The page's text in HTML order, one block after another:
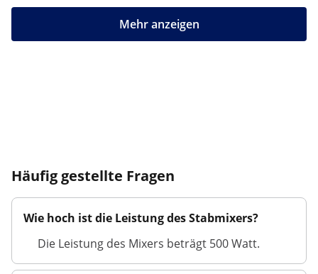
Mehr anzeigen
Häufig gestellte Fragen
Wie hoch ist die Leistung des Stabmixers?
Die Leistung des Mixers beträgt 500 Watt.